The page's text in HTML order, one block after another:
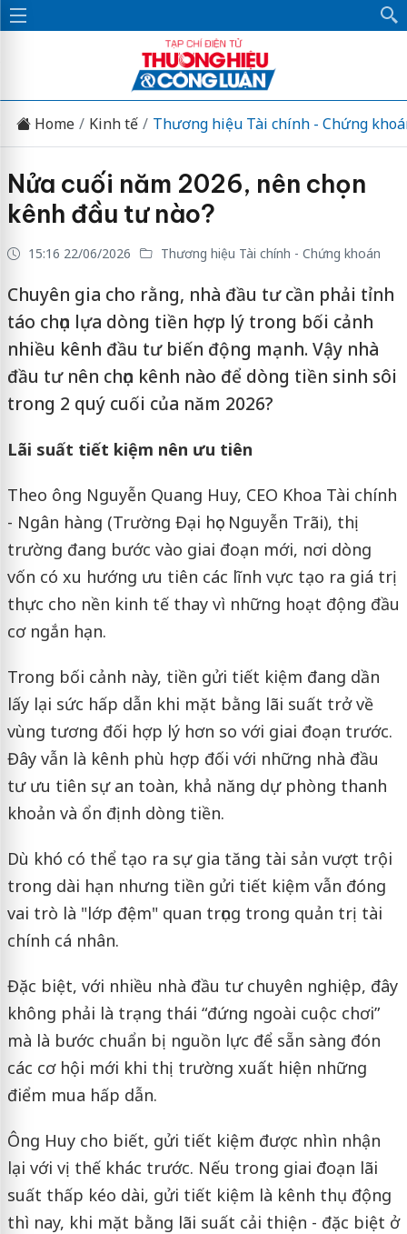
Home Kinh tế Thương hiệu Tài chính - Chứng
Nửa cuối năm 2026, nên chọn
kênh đầu tư nào?
15:16 22/06/2026 Thương hiệu Tài chính - Chứng khoán
Chuyên gia cho rằng, nhà đầu tư cần phải tỉnh
táo chọn lựa dòng tiền hợp lý trong bối cảnh
nhiều kênh đầu tư biến động mạnh. Vậy nhà
đầu tư nên chọn kênh nào để dòng tiền sinh sôi
trong 2 quý cuối của năm 2026?
Lãi suất tiết kiệm nên ưu tiên
Theo ông Nguyễn Quang Huy, CEO Khoa Tài chính
- Ngân hàng (Trường Đại học Nguyễn Trãi), thị
trường đang bước vào giai đoạn mới, nơi dòng
vốn có xu hướng ưu tiên các lĩnh vực tạo ra giá trị
thực cho nền kinh tế thay vì những hoạt động đầu
cơ ngắn hạn.
Trong bối cảnh này, tiền gửi tiết kiệm đang dần
lấy lại sức hấp dẫn khi mặt bằng lãi suất trở về
vùng tương đối hợp lý hơn so với giai đoạn trước.
Đây vẫn là kênh phù hợp đối với những nhà đầu
tư ưu tiên sự an toàn, khả năng dự phòng thanh
khoản và ổn định dòng tiền.
Dù khó có thể tạo ra sự gia tăng tài sản vượt trội
trong dài hạn nhưng tiền gửi tiết kiệm vẫn đóng
vai trò là "lớp đệm" quan trọng trong quản trị tài
chính cá nhân.
Đặc biệt, với nhiều nhà đầu tư chuyên nghiệp, đây
không phải là trạng thái “đứng ngoài cuộc chơi”
mà là bước chuẩn bị nguồn lực để sẵn sàng đón
các cơ hội mới khi thị trường xuất hiện những
điểm mua hấp dẫn.
Ông Huy cho biết, gửi tiết kiệm được nhìn nhận
lại với vị thế khác trước. Nếu trong giai đoạn lãi
suất thấp kéo dài, gửi tiết kiệm là kênh thụ động
thì nay, khi mặt bằng lãi suất cải thiện - đặc biệt ở